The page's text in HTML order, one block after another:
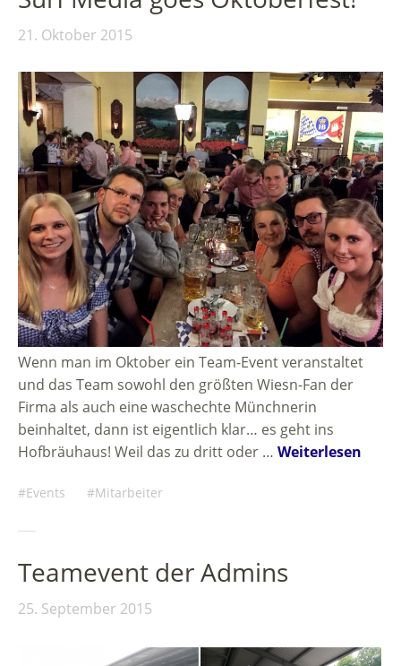
21. Oktober 2015
Wenn man im Oktober ein Team-Event veranstaltet
und das Team sowohl den größten Wiesn-Fan der
Firma als auch eine waschechte Münchnerin
beinhaltet, dann ist eigentlich klar… es geht ins
Hofbräuhaus! Weil das zu dritt oder … Weiterlesen
Events Mitarbeiter
Teamevent der Admins
25. September 2015